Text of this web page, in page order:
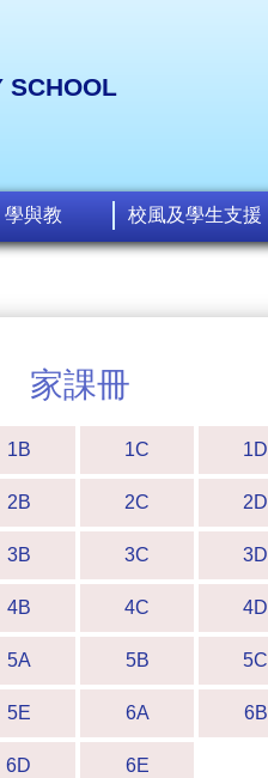
SCHOOL
學與教 校風及學生支援
家課冊
1B 1C 1D
2B 2C 2D
3B 3C 3D
4B 4C 4D
5A 5B 5C
5E 6A 6B
6D 6E